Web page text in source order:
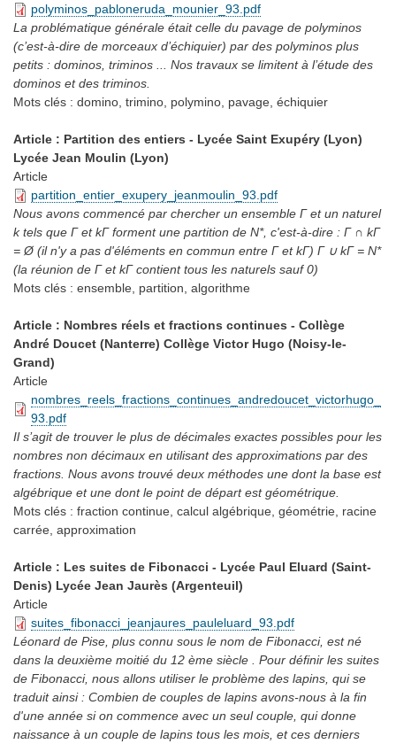
polyminos_pabloneruda_mounier_93.pdf
La problématique générale était celle du pavage de polyminos
(c’est-à-dire de morceaux d’échiquier) par des polyminos plus
petits : dominos, triminos ... Nos travaux se limitent à l’étude des
dominos et des triminos.
Mots clés : domino, trimino, polymino, pavage, échiquier
Article : Partition des entiers - Lycée Saint Exupéry (Lyon)
Lycée Jean Moulin (Lyon)
Article
partition_entier_exupery_jeanmoulin_93.pdf
Nous avons commencé par chercher un ensemble Γ et un naturel
k tels que Γ et kΓ forment une partition de N*, c'est-à-dire : Γ ∩ kΓ
= Ø (il n'y a pas d'éléments en commun entre Γ et kΓ) Γ ∪ kΓ = N*
(la réunion de Γ et kΓ contient tous les naturels sauf 0)
Mots clés : ensemble, partition, algorithme
Article : Nombres réels et fractions continues - Collège
André Doucet (Nanterre) Collège Victor Hugo (Noisy-le-
Grand)
Article
nombres_reels_fractions_continues_andredoucet_victorhugo_
93.pdf
Il s’agit de trouver le plus de décimales exactes possibles pour les
nombres non décimaux en utilisant des approximations par des
fractions. Nous avons trouvé deux méthodes une dont la base est
algébrique et une dont le point de départ est géométrique.
Mots clés : fraction continue, calcul algébrique, géométrie, racine
carrée, approximation
Article : Les suites de Fibonacci - Lycée Paul Eluard (Saint-
Denis) Lycée Jean Jaurès (Argenteuil)
Article
suites_fibonacci_jeanjaures_pauleluard_93.pdf
Léonard de Pise, plus connu sous le nom de Fibonacci, est né
dans la deuxième moitié du 12 ème siècle . Pour définir les suites
de Fibonacci, nous allons utiliser le problème des lapins, qui se
traduit ainsi : Combien de couples de lapins avons-nous à la fin
d'une année si on commence avec un seul couple, qui donne
naissance à un couple de lapins tous les mois, et ces derniers